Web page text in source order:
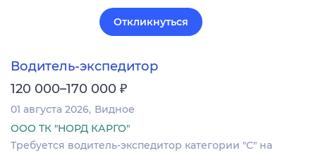
Откликнуться
Водитель-экспедитор
120 000–170 000 ₽
01 августа 2026 Видное
ООО ТК "НОРД КАРГО"
Tpебуeтcя водитeль-экcпeдитop категоpии "С" нa